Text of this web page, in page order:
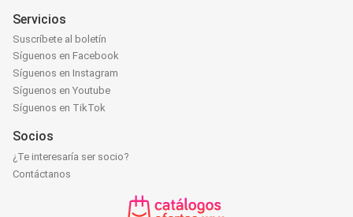
Servicios
Suscríbete al boletín
Síguenos en Facebook
Síguenos en Instagram
Síguenos en Youtube
Síguenos en TikTok
Socios
¿Te interesaría ser socio?
Contáctanos